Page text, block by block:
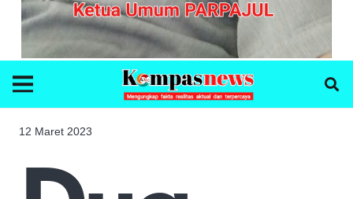
12 Maret 2023